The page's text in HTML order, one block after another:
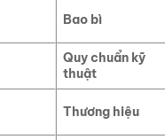
Bao bì
Quy chuẩn kỹ
thuật
Thương hiệu